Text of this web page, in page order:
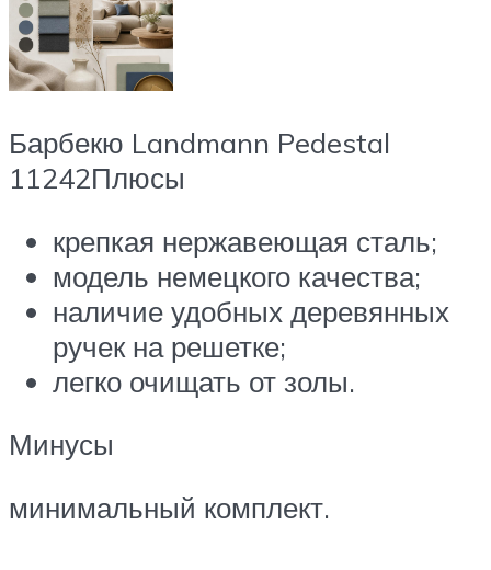
Барбекю Landmann Pedestal
11242Плюсы
крепкая нержавеющая сталь;
модель немецкого качества;
наличие удобных деревянных
ручек на решетке;
легко очищать от золы.
Минусы
минимальный комплект.